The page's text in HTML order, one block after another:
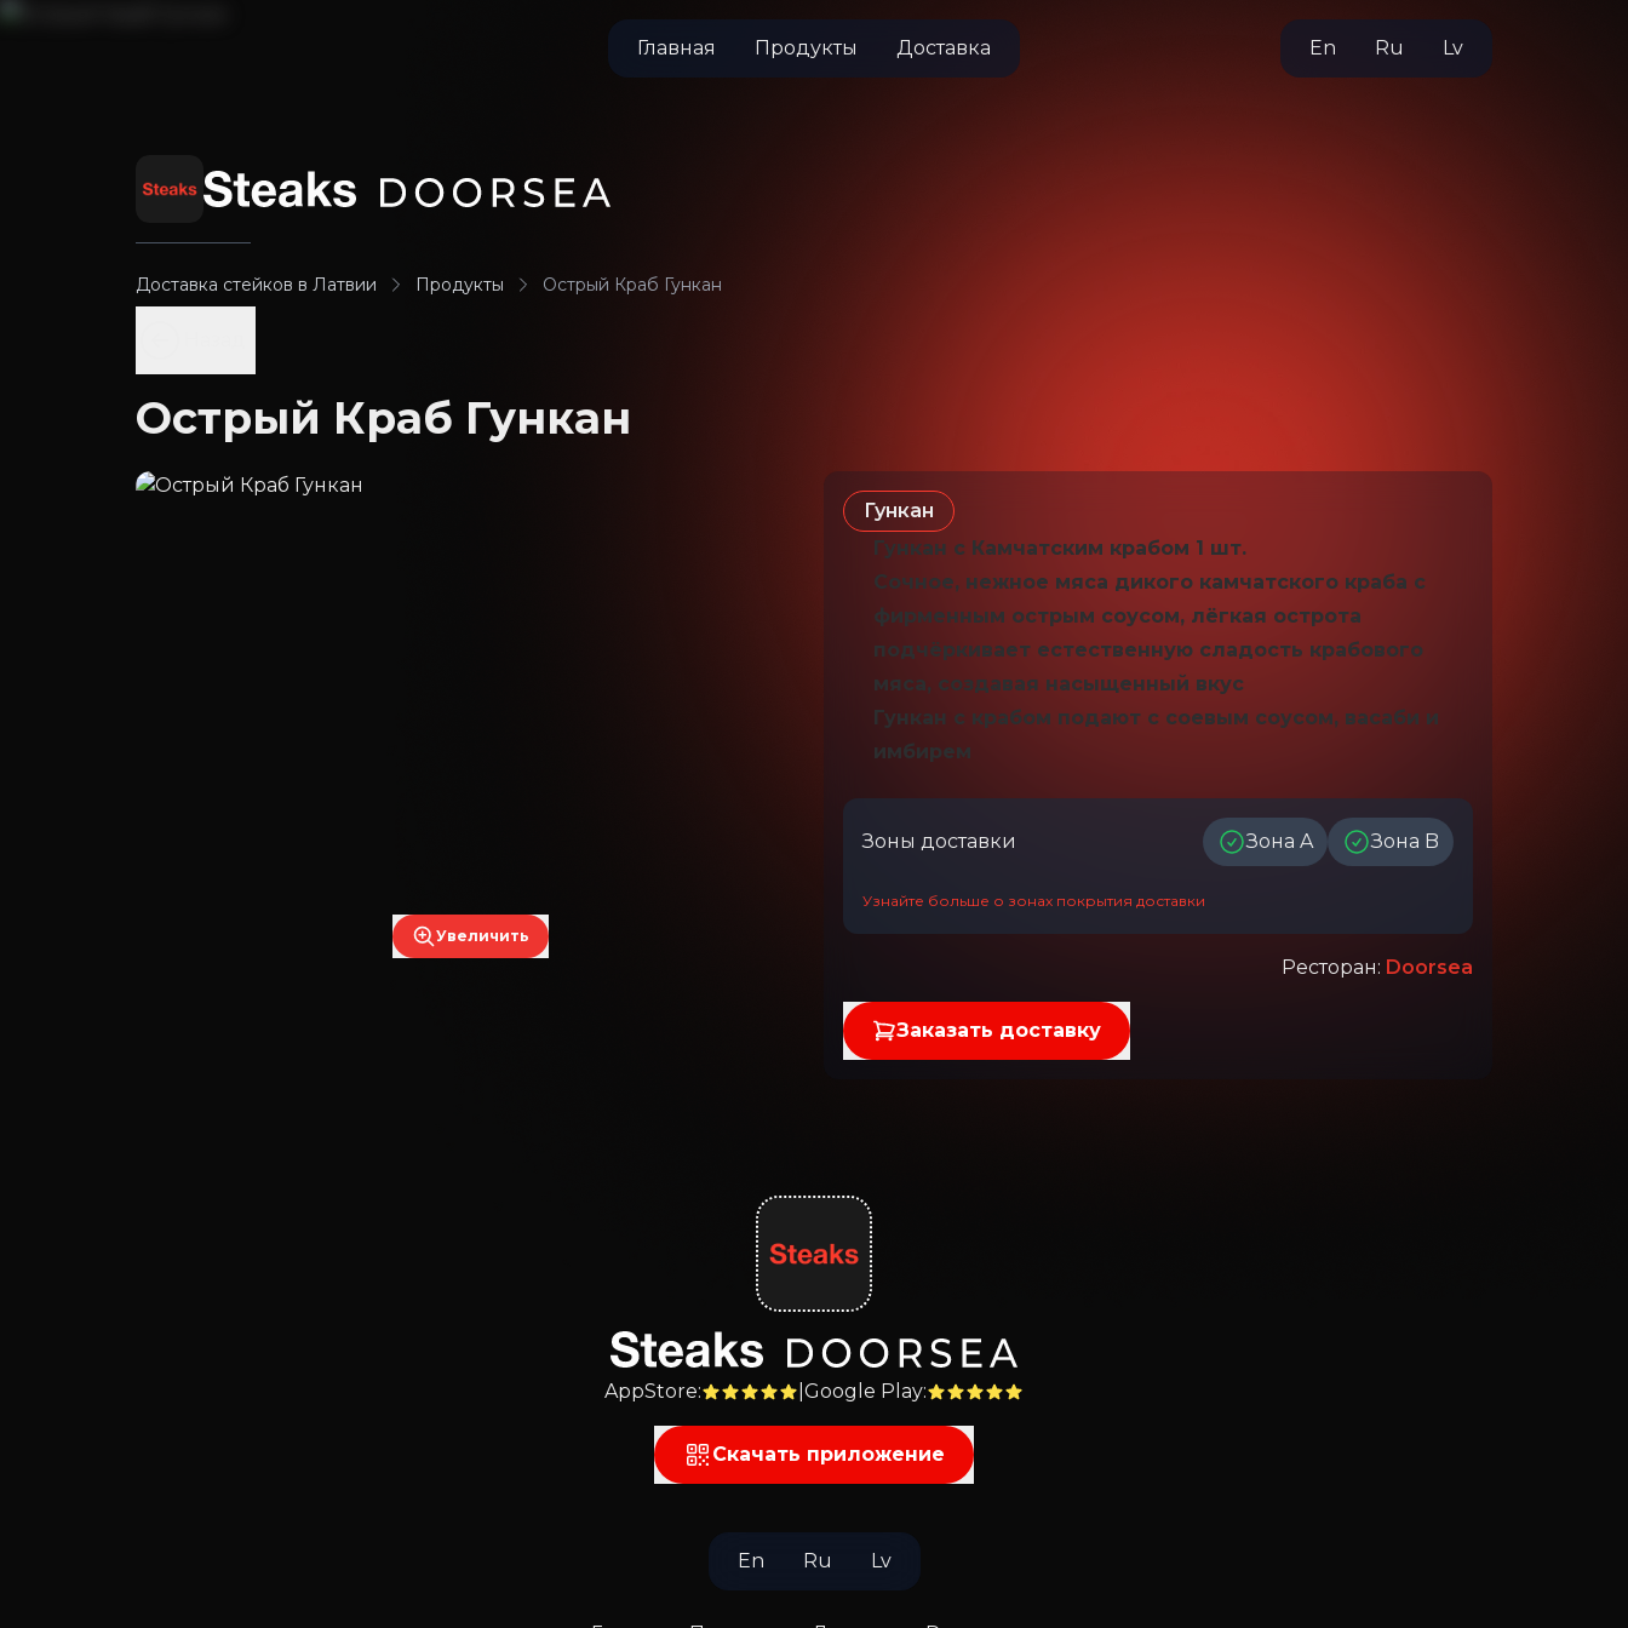
Главная Продукты Доставка En Ru Lv
Доставка стейков в Латвии Продукты Острый Краб Гункан
Острый Краб Гункан
Увеличить
Гункан
Гункан с Камчатским крабом 1 шт.
Сочное, нежное мяса дикого камчатского краба с
фирменным острым соусом, лёгкая острота
подчёркивает естественную сладость крабового
мяса, создавая насыщенный вкус
Гункан с крабом подают с соевым соусом, васаби и
имбирем
Зоны доставки Зона A Зона B
Узнайте больше о зонах покрытия доставки
Ресторан: Doorsea
Заказать доставку
AppStore: Google Play:
Скачать приложение
En Ru Lv